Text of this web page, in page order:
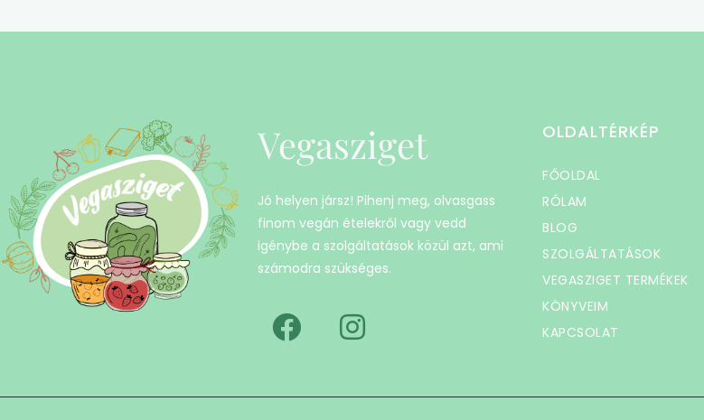
Vegasziget
Jó helyen jársz! Pihenj meg, olvasgass
finom vegán ételekről vagy vedd
igénybe a szolgáltatások közül azt, ami
számodra szükséges.
OLDALTÉRKÉP
FŐOLDAL
RÓLAM
BLOG
SZOLGÁLTATÁSOK
VEGASZIGET TERMÉKEK
KÖNYVEIM
KAPCSOLAT